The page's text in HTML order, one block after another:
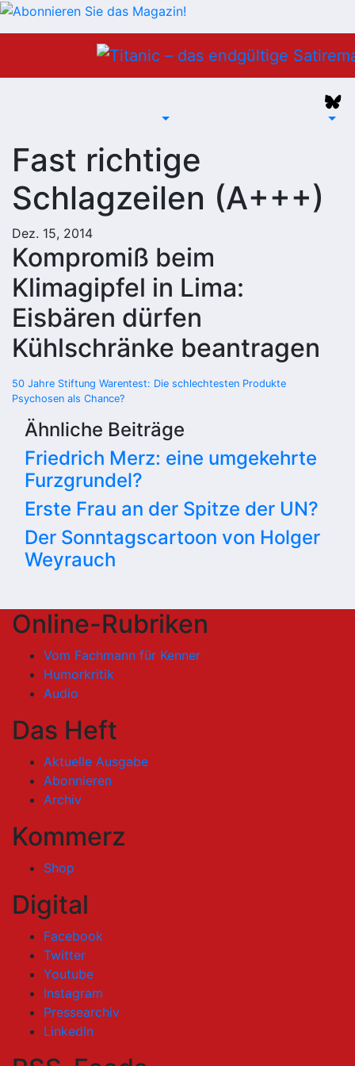
Fast richtige
Schlagzeilen (A+++)
Dez. 15, 2014
Kompromiß beim
Klimagipfel in Lima:
Eisbären dürfen
Kühlschränke beantragen
Beitragsnavigation
50 Jahre Stiftung Warentest: Die schlechtesten Produkte
Psychosen als Chance?
Ähnliche Beiträge
Friedrich Merz: eine umgekehrte
Furzgrundel?
Erste Frau an der Spitze der UN?
Der Sonntagscartoon von Holger
Weyrauch
Online-Rubriken
Vom Fachmann für Kenner
Humorkritik
Audio
Das Heft
Aktuelle Ausgabe
Abonnieren
Archiv
Kommerz
Shop
Digital
Facebook
Twitter
Youtube
Instagram
Pressearchiv
LinkedIn